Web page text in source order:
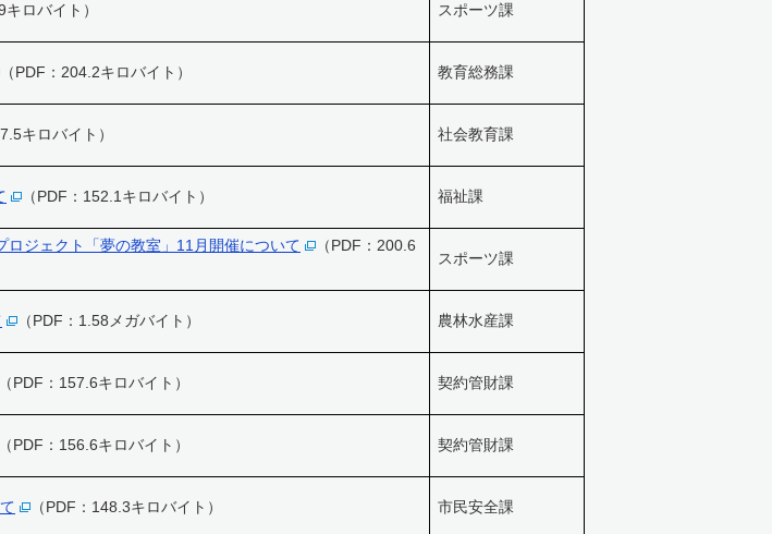
キロバイト） スポーツ課
（PDF：204.2キロバイト） 教育総務課
キロバイト） 社会教育課
（PDF：152.1キロバイト） 福祉課
ジェクト「夢の教室」11月開催について
（PDF：200.6
スポーツ課
（PDF：1.58メガバイト） 農林水産課
（PDF：157.6キロバイト） 契約管財課
（PDF：156.6キロバイト） 契約管財課
（PDF：148.3キロバイト） 市民安全課